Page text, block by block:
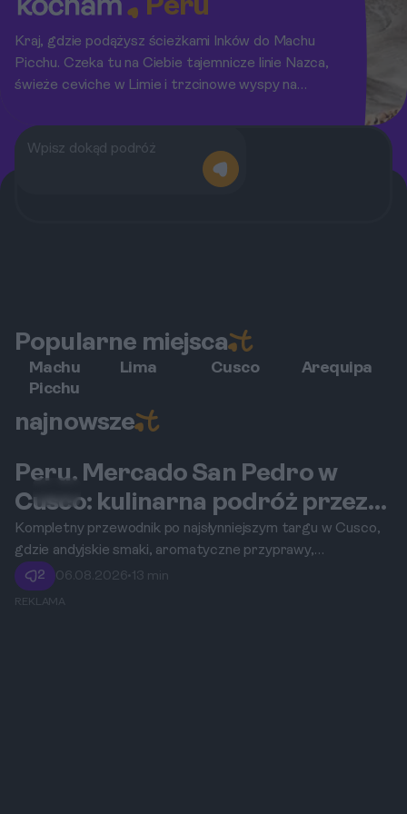
Peru
Kraj, gdzie podążysz ścieżkami Inków do Machu
Picchu. Czeka tu na Ciebie tajemnicze linie Nazca,
świeże ceviche w Limie i trzcinowe wyspy na
Popularne miejsca
Machu
Picchu
Lima Cusco Arequipa
najnowsze
Peru. Mercado San Pedro w
Cusco: kulinarna podróż przez
andyjskie owoce, sery i lokalne
przyprawy.
Kompletny przewodnik po najsłynniejszym targu w Cusco,
gdzie andyjskie smaki, aromatyczne przyprawy,
egzotyczne owoce i tradycyjne potrawy tworzą
niezapomniane kulinarne doświadczenie dla każdego
2 06.08.2026• 13 min
REKLAMA